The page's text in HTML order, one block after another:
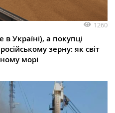
1260
Україні), а покупці
зерну: як світ
морі